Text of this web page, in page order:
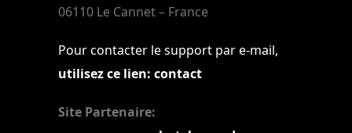
06110 Le Cannet – France
Pour contacter le support par e-mail,
utilisez ce lien: contact
Site Partenaire: